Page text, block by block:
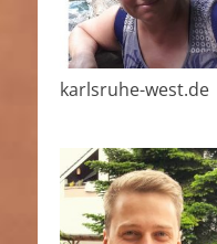
karlsruhe-west.de